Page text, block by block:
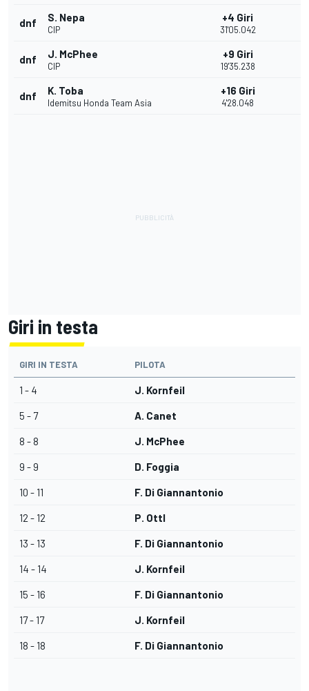
dnf S. Nepa
CIP
+4 Giri
31'05.042
dnf J. McPhee
CIP
+9 Giri
19'35.238
dnf K. Toba
Idemitsu Honda Team Asia
+16 Giri
4'28.048
Giri in testa
GIRI IN TESTA PILOTA
1 - 4 J. Kornfeil
5 - 7 A. Canet
8 - 8 J. McPhee
9 - 9 D. Foggia
10 - 11 F. Di Giannantonio
12 - 12 P. Ottl
13 - 13 F. Di Giannantonio
14 - 14 J. Kornfeil
15 - 16 F. Di Giannantonio
17 - 17 J. Kornfeil
18 - 18 F. Di Giannantonio